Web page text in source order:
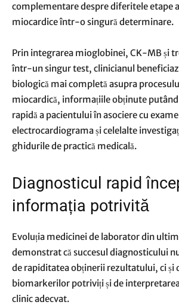
complementare despre diferitele etape
miocardice într-o singură determinare.
Prin integrarea mioglobinei, CK-MB și
într-un singur test, clinicianul
biologică mai completă asupra
miocardică, informațiile obținute putând
rapidă a pacientului în asociere cu
electrocardiograma și celelalte
ghidurile de practică medicală.
Diagnosticul rapid
informația potrivită
Evoluția medicinei de laborator din
demonstrat că succesul diagnosticului
de rapiditatea obținerii rezultatului, ci și
biomarkerilor potriviți și de
clinic adecvat.